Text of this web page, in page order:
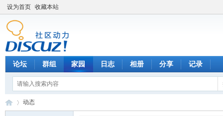
设为首页 收藏本站
论坛 群组 家园 日志 相册 分享 记录
动态